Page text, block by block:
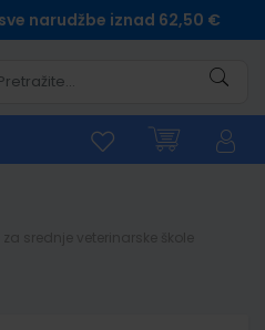
narudžbe iznad 62,50 €